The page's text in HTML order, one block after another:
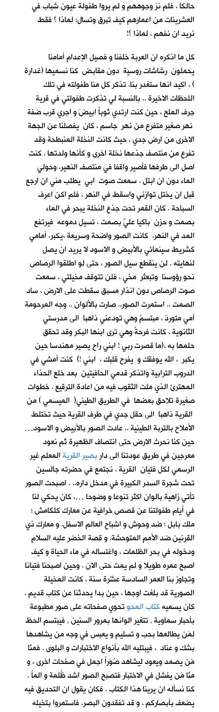
حالكا ، فلم نرَ وجوههم و لم يروا طفولة عيون شباب في
العشرينات من اعمارهم كيف تبرق وتسال: لماذا ؟ فقط
نريد ان نفهم ، لماذا ؟!
كل ما اذكره ان العربة خلفنا و فصيل الإعدام أمامنا
يحملون رشاشات روسية دون مقابض كنا نسميها (غدارة
) ، اكيد انها ستغدر بنا. تذكر كل منا طفولته في تلك
اللحظات الاخيرة .. بالنسبة لي تذكرت طفولتي في قرية
جرف الملح، حين كنت ارتدي ثوباً ابيضَ و اجري قرب ضفة
نهر صغير متفرع من نهر جاسم ، كان يفصلنا عن الجهة
الاخرى من ارض جدي ، حيث كانت النخلة المنبطحة وقد
تفرع من منتصف جذعها نخلة اخرى و كأنها ولدتها . كنت
اصل الى طرفها فأصير واقفا في منتصف النهير، وحولي
الماء دون ان ابتل . سمعت صوت ابي يطلب مني ان ارجع
قبل ان يختل توازني واسقط في النهر ، فلم اكن اعرف
السباحة . كان القمر تحت جذع النخلة يبحر في الماء
بصمت و حزن باكيا عليَّ بصمت ، تسيل دموعه فيرتفع
المد في النهر. كانت الصور واضحة وسريعة ،يكبر، أمامي
كشريط سينمائي بالأبيض و الاسود لا يريد ان يصل
لنهايته . لن ينقطع سيل الصور ، حتى لو اطلقوا الرصاص
نحو رؤوسنا وتبعثر مخي ، فلن تتوقف مخيلتي . سمعت
صوت الرصاص دون انذار مسبق سقطت على الارض ، ساد
الصمت .. استمرت الصور.. صارت بالألوان .. وجه المرحومة
أمي متوردٌ ، مبتسمٌ وهي تودعني ذاهبا الى مدرستي
الثانوية ، كانت فرحةً وهي ترى ابنها البكر وقد تحقق
حلمها به ،(ما قصرت ربي ! ابني راح يصير مهندسا حين
يكبر ، الله يوفقك و يفرح قلبك ، ابني !) كنت أمشي في
الدروب الترابية واتذكر قدمي الحافيتين بعد خلع الحذاء
المهترئ الذي ملت الثقوب فيه من اعادة الترقيع . خطوات
صغيرة تلاحق بعضها في الطريق الطيني( الميسمي ) من
القرية ذاهبا الى حقل جدي في طرف القرية حيث تختلط
الأملاح بالتربة الطينية .. عادت الصور بالأبيض و الاسود…
حين كنا نحرث الارض حتى انتصاف الظهيرة ثم نعود
معرجين في طريق عودتنا الى داربصير القريةالمعلم غير
الرسمي لكل فتيان القرية . نجتمع في حضرته جالسين
تحت شجرة السدر الكبيرة في مدخل داره.. . اصبحت الصور
تأتي زاهية بالوان اكثر تنوعا و وضوحا …. كان يحكي لنا
في أيام طفولتنا عن قصص خرافية عن معارك كلكامش ؛
ملك بابل ؛ ضد وحوش و اشباح العالم الاسفل. و معارك ذي
القرنين ضد الأمم المتوحشة. و قصة الخضر عليه السلام
ودخوله في بحر الظلمات ، واغتساله في ماء الحياة و كيف
اصبح عمره طويلا و لم يمت حتى الان . وحين اصبحنا فتيانا
وتجاوز بنا العمر السادسة عشْرة سنة ، كانت المخيلة
الصورية قد بلغت اوجها ، حين بدا يحدثنا عن كتاب قديم .
كان يسميهكتاب المحوتحوي صفحاته على صور مطبوعة
بأحبار سماوية , تتغير الوانها بمرور السنين , فيبتسم الحظ
لِمَن يطالعها بحب و تسليم و يعبس في وجه من يشاهدها
بشك و عناد ، فيبتليه الله بأنواع الاختبارات و البلوى . فمنَّا
مَن يصمد ويعود ليشاهد صُوَراً اجمل في صفحات اخرى ، و
منَّا مَن يفشل في الاختبار فتصبح الصور اشد ظُلمة و الماً .
كنا نسأله ان يرينا هذا الكتاب . فكان يقول ان التحديق فيه
يضعف بأبصاركم ، و قد تفقدون البصر. فاستمروا بتخيله